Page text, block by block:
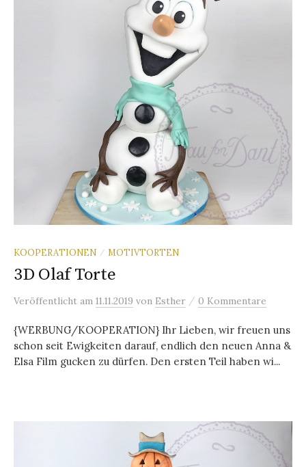
c
h
:
KOOPERATIONEN / MOTIVTORTEN
3D Olaf Torte
Veröffentlicht am 11.11.2019 von Esther / 0 Kommentare
{WERBUNG/KOOPERATION} Ihr Lieben, wir freuen uns
schon seit Ewigkeiten darauf, endlich den neuen Anna &
Elsa Film gucken zu dürfen. Den ersten Teil haben wi...